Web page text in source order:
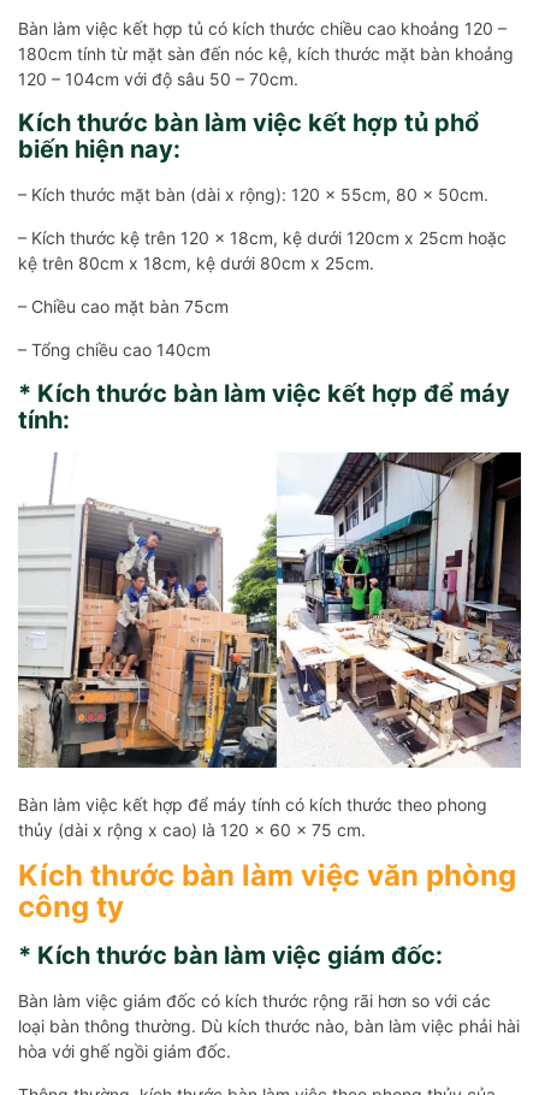
Bàn làm việc kết hợp tủ có kích thước chiều cao khoảng 120 –
180cm tính từ mặt sàn đến nóc kệ, kích thước mặt bàn khoảng
120 – 104cm với độ sâu 50 – 70cm.
Kích thước bàn làm việc kết hợp tủ phổ
biến hiện nay:
– Kích thước mặt bàn (dài x rộng): 120 x 55cm, 80 x 50cm.
– Kích thước kệ trên 120 x 18cm, kệ dưới 120cm x 25cm hoặc
kệ trên 80cm x 18cm, kệ dưới 80cm x 25cm.
– Chiều cao mặt bàn 75cm
– Tổng chiều cao 140cm
* Kích thước bàn làm việc kết hợp để máy
tính:
Bàn làm việc kết hợp để máy tính có kích thước theo phong
thủy (dài x rộng x cao) là 120 x 60 x 75 cm.
Kích thước bàn làm việc văn phòng
công ty
* Kích thước bàn làm việc giám đốc:
Bàn làm việc giám đốc có kích thước rộng rãi hơn so với các
loại bàn thông thường. Dù kích thước nào, bàn làm việc phải hài
hòa với ghế ngồi giám đốc.